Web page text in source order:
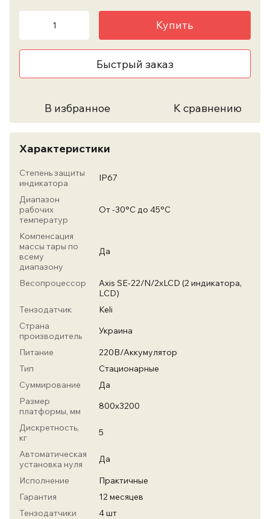
Купить
Быстрый заказ
В избранное К сравнению
Характеристики
Степень защиты
индикатора
IP67
Диапазон
рабочих
температур
От -30°С до 45°C
Компенсация
массы тары по
всему
диапазону
Да
Весопроцессор
Axis SE-22/N/2xLCD (2 индикатора,
LСD)
Тензодатчик
Keli
Страна
производитель
Украина
Питание
220В/Аккумулятор
Тип
Стационарные
Суммирование
Да
Размер
платформы, мм
800х3200
Дискретность,
кг
5
Автоматическая
установка нуля
Да
Исполнение
Практичные
Гарантия
12 месяцев
Тензодатчики
4 шт